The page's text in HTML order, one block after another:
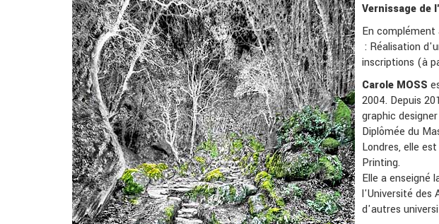
Vernissage de
En complément
: Réalisation
inscriptions (à
Carole MOSS
2004. Depuis
graphic
Diplômée du
Londres, elle
Printing.
Elle a enseigné
l'Université des
d'autres